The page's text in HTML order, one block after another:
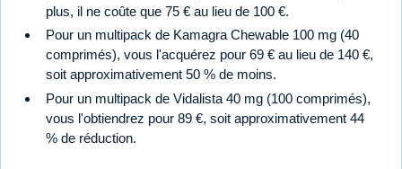
plus, il ne coûte que 75 € au lieu de 100 €.
Pour un multipack de Kamagra Chewable 100 mg (40
comprimés), vous l'acquérez pour 69 € au lieu de 140 €,
soit approximativement 50 % de moins.
Pour un multipack de Vidalista 40 mg (100 comprimés),
vous l'obtiendrez pour 89 €, soit approximativement 44
% de réduction.